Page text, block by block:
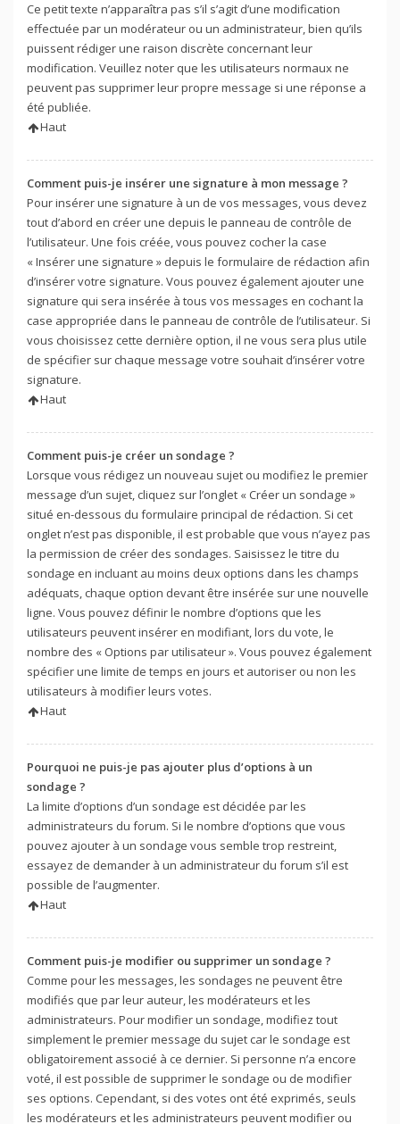
Ce petit texte n’apparaîtra pas s’il s’agit d’une modification
effectuée par un modérateur ou un administrateur, bien qu’ils
puissent rédiger une raison discrète concernant leur
modification. Veuillez noter que les utilisateurs normaux ne
peuvent pas supprimer leur propre message si une réponse a
été publiée.
Haut
Comment puis-je insérer une signature à mon message ?
Pour insérer une signature à un de vos messages, vous devez
tout d’abord en créer une depuis le panneau de contrôle de
l’utilisateur. Une fois créée, vous pouvez cocher la case
« Insérer une signature » depuis le formulaire de rédaction afin
d’insérer votre signature. Vous pouvez également ajouter une
signature qui sera insérée à tous vos messages en cochant la
case appropriée dans le panneau de contrôle de l’utilisateur. Si
vous choisissez cette dernière option, il ne vous sera plus utile
de spécifier sur chaque message votre souhait d’insérer votre
signature.
Haut
Comment puis-je créer un sondage ?
Lorsque vous rédigez un nouveau sujet ou modifiez le premier
message d’un sujet, cliquez sur l’onglet « Créer un sondage »
situé en-dessous du formulaire principal de rédaction. Si cet
onglet n’est pas disponible, il est probable que vous n’ayez pas
la permission de créer des sondages. Saisissez le titre du
sondage en incluant au moins deux options dans les champs
adéquats, chaque option devant être insérée sur une nouvelle
ligne. Vous pouvez définir le nombre d’options que les
utilisateurs peuvent insérer en modifiant, lors du vote, le
nombre des « Options par utilisateur ». Vous pouvez également
spécifier une limite de temps en jours et autoriser ou non les
utilisateurs à modifier leurs votes.
Haut
Pourquoi ne puis-je pas ajouter plus d’options à un
sondage ?
La limite d’options d’un sondage est décidée par les
administrateurs du forum. Si le nombre d’options que vous
pouvez ajouter à un sondage vous semble trop restreint,
essayez de demander à un administrateur du forum s’il est
possible de l’augmenter.
Haut
Comment puis-je modifier ou supprimer un sondage ?
Comme pour les messages, les sondages ne peuvent être
modifiés que par leur auteur, les modérateurs et les
administrateurs. Pour modifier un sondage, modifiez tout
simplement le premier message du sujet car le sondage est
obligatoirement associé à ce dernier. Si personne n’a encore
voté, il est possible de supprimer le sondage ou de modifier
ses options. Cependant, si des votes ont été exprimés, seuls
les modérateurs et les administrateurs peuvent modifier ou